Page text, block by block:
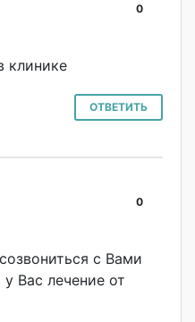
0
клинике
ОТВЕТИТЬ
0
с Вами
Вас лечение от